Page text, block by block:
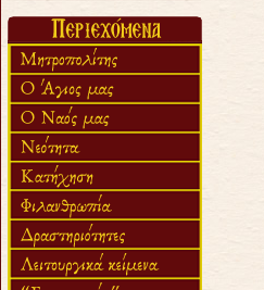
«πολύ αργά».
Ζητείται....